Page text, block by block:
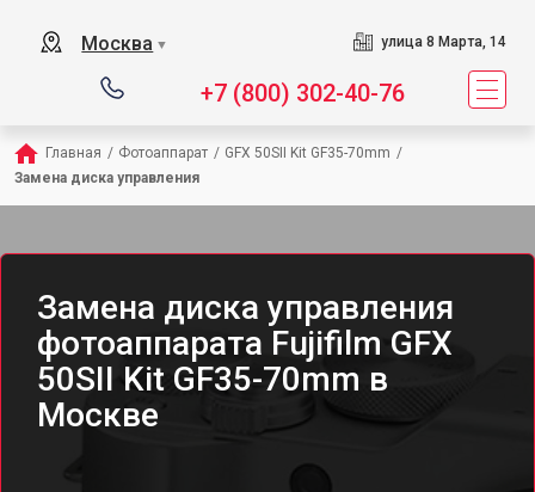
Москва ▼ улица 8 Марта, 14
+7 (800) 302-40-76
Главная / Фотоаппарат / GFX 50SII Kit GF35-70mm /
Замена диска управления
Замена диска управления
фотоаппарата Fujifilm GFX
50SII Kit GF35-70mm в
Москве